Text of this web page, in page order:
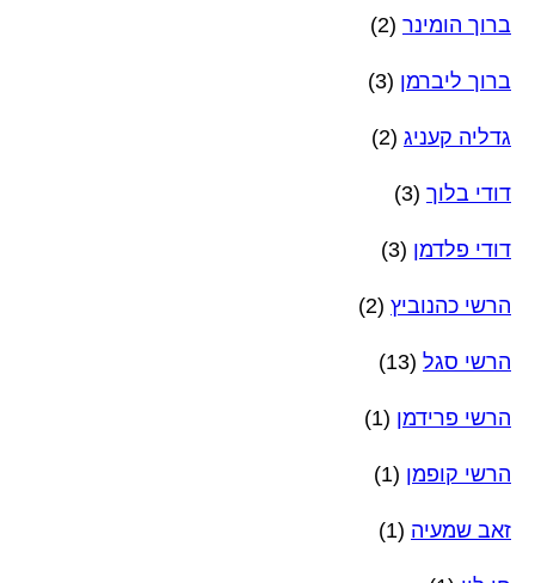
ברוך הומינר (2)
ברוך ליברמן (3)
גדליה קעניג (2)
דודי בלוך (3)
דודי פלדמן (3)
הרשי כהנוביץ (2)
הרשי סגל (13)
הרשי פרידמן (1)
הרשי קופמן (1)
זאב שמעיה (1)